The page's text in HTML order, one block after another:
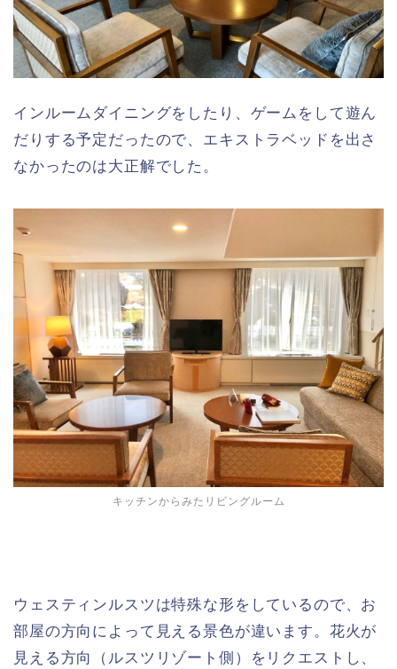
インルームダイニングをしたり、ゲームをして遊ん
だりする予定だったので、エキストラベッドを出さ
なかったのは大正解でした。
キッチンからみたリビングルーム
ウェスティンルスツは特殊な形をしているので、お
部屋の方向によって見える景色が違います。花火が
見える方向（ルスツリゾート側）をリクエストし、